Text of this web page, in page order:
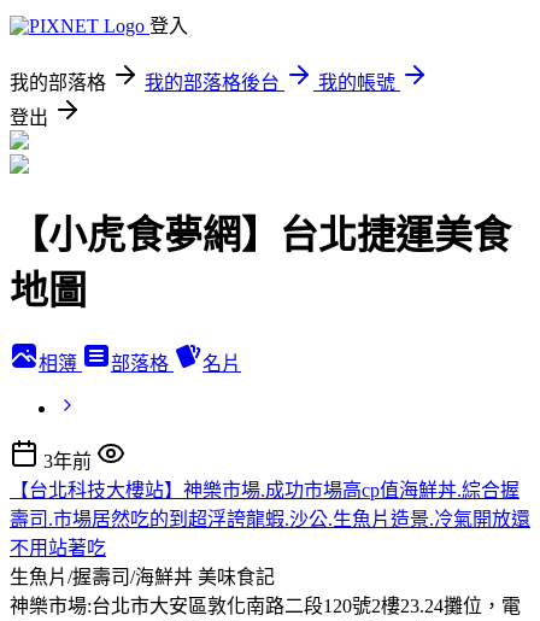
登入
我的部落格 我的部落格後台
我的帳號
登出
【小虎食夢網】台北捷運美食
地圖
相簿 部落格 名片
3年前
【台北科技大樓站】神樂市場.成功市場高cp值海鮮丼.綜合握
壽司.市場居然吃的到超浮誇龍蝦.沙公.生魚片造景.冷氣開放還
不用站著吃
生魚片/握壽司/海鮮丼 美味食記
神樂市場:台北市大安區敦化南路二段120號2樓23.24攤位，電